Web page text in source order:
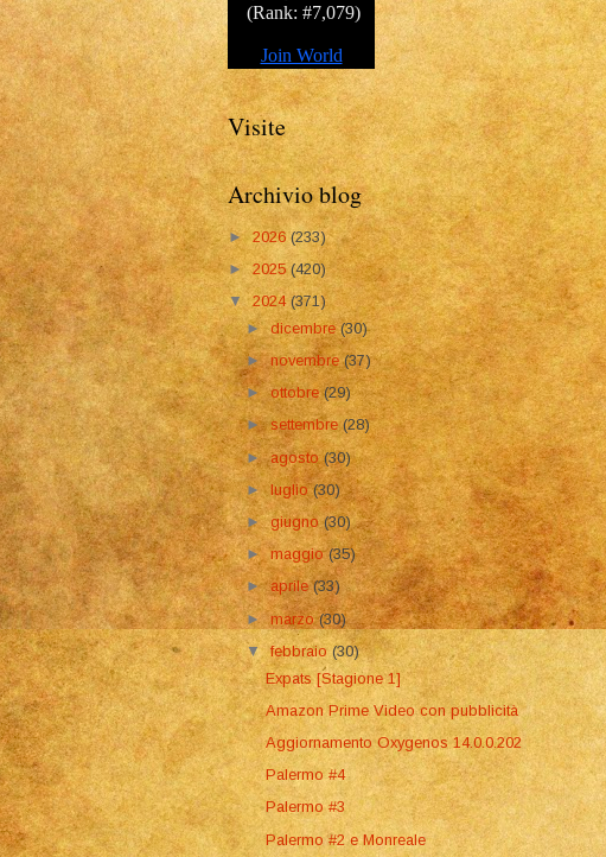
Visite
Archivio blog
► 2026(233)
►2025(420)
▼2024 (371)
►dicembre(30)
►novembre(37)
►ottobre(29)
►settembre(28)
►agosto(30)
►luglio(30)
►giugno(30)
►maggio(35)
►aprile(33)
►marzo(30)
▼febbraio(30)
Expats [Stagione 1]
Amazon Prime Video con pubblicità
Aggiornamento Oxygenos 14.0.0.202
Palermo #4
Palermo #3
Palermo #2 e Monreale